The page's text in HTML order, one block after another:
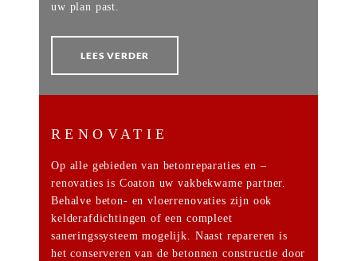
uw plan past.
LEES VERDER
RENOVATIE
Op alle gebieden van betonreparaties en –
renovaties is Coaton uw vakbekwame partner.
Behalve beton- en vloerrenovaties zijn ook
kelderafdichtingen of een compleet
saneringssysteem mogelijk. Naast repareren is
het conserveren van de betonnen constructie door